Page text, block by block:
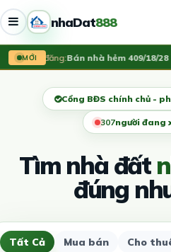
nhaDat888
MỚI
Vừa đăng:Bán nhà hẻm 409/18/28
Cổng BĐS chính chủ -
304người đang
Tìm nhà đất
đúng
Tất Cả Mua bán Cho